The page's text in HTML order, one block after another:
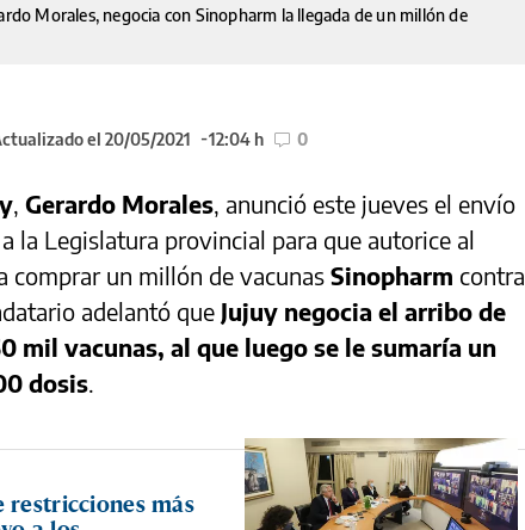
Morales, negocia con Sinopharm la llegada de un millón de
el 20/05/2021 12:04 h 0
, Gerardo Morales, anunció este jueves el envío
la Legislatura provincial para que autorice al
comprar un millón de vacunas Sinopharm contra
adelantó que Jujuy negocia el arribo de
mil vacunas, al que luego se le sumaría un
dosis.
restricciones más